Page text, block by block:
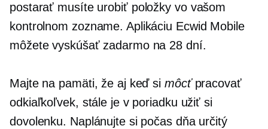
postarať musíte urobiťpoložky vo vašom
kontrolnom zozname. Aplikáciu Ecwid Mobile
môžete vyskúšať zadarmo na 28 dní.
Majte na pamäti, že aj keď si môcťpracovať
odkiaľkoľvek, stále je v poriadku užiť si
dovolenku. Naplánujte si počas dňa určitý